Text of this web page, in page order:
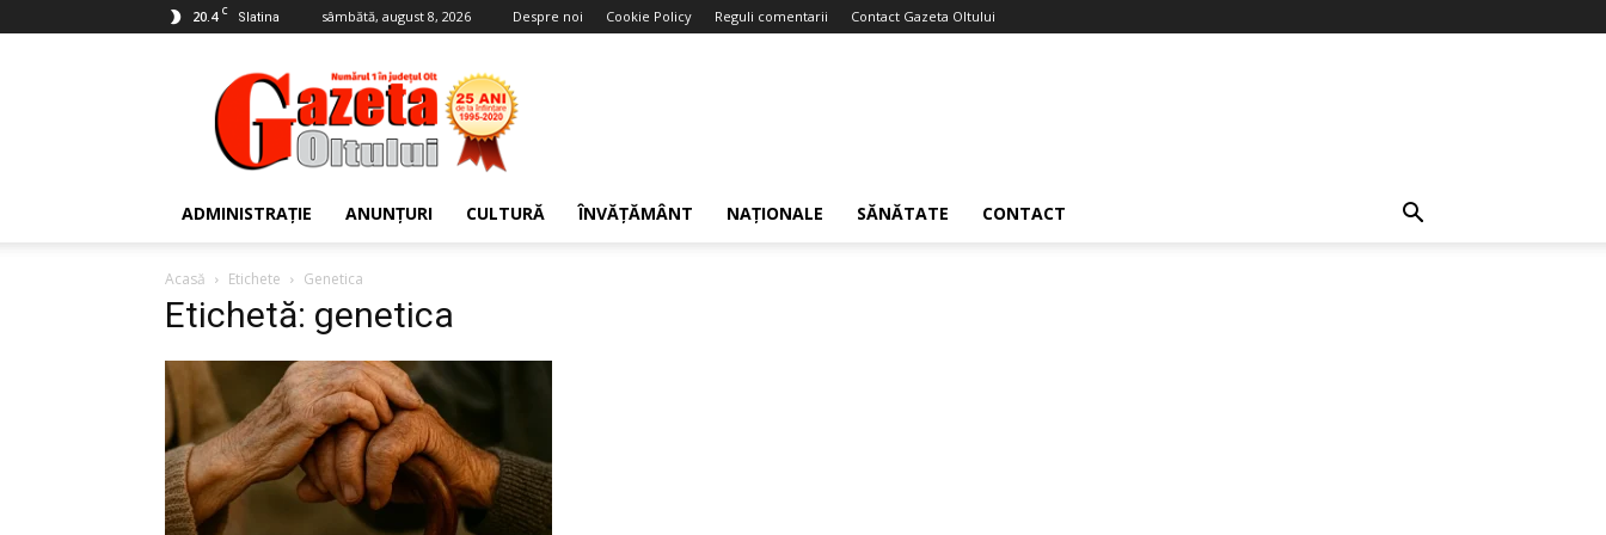
20.4 C Slatina sâmbătă, august 8, 2026 Despre noi Cookie Policy Reguli comentarii Contact Gazeta Oltului
Gazeta
Oltului
ADMINISTRAȚIE ANUNȚURI CULTURĂ ÎNVĂȚĂMÂNT NAȚIONALE SĂNĂTATE CONTACT
Acasă Etichete Genetica
Etichetă: genetica